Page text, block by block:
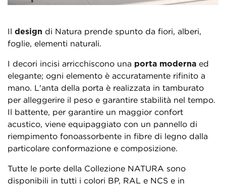
Il design di Natura prende spunto da fiori, alberi,
foglie, elementi naturali.
I decori incisi arricchiscono una porta moderna ed
elegante; ogni elemento è accuratamente rifinito a
mano. L'anta della porta è realizzata in tamburato
per alleggerire il peso e garantire stabilità nel tempo.
Il battente, per garantire un maggior confort
acustico, viene equipaggiato con un pannello di
riempimento fonoassorbente in fibre di legno dalla
particolare conformazione e composizione.
Tutte le porte della Collezione NATURA sono
disponibili in tutti i colori BP, RAL e NCS e in